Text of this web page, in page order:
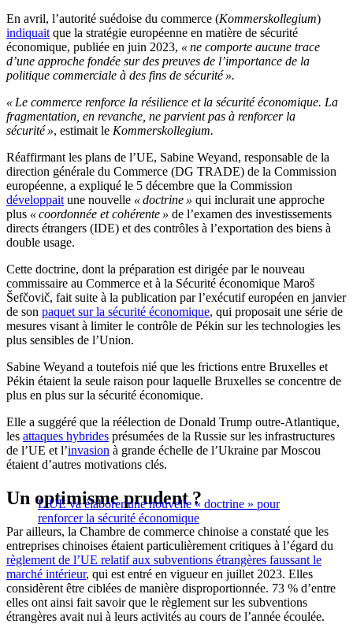
En avril, l’autorité suédoise du commerce (Kommerskollegium)
indiquait que la stratégie européenne en matière de sécurité
économique, publiée en juin 2023, « ne comporte aucune trace
d’une approche fondée sur des preuves de l’importance de la
politique commerciale à des fins de sécurité ».
« Le commerce renforce la résilience et la sécurité économique. La
fragmentation, en revanche, ne parvient pas à renforcer la
sécurité », estimait le Kommerskollegium.
Réaffirmant les plans de l’UE, Sabine Weyand, responsable de la
direction générale du Commerce (DG TRADE) de la Commission
européenne, a expliqué le 5 décembre que la Commission
développait une nouvelle « doctrine » qui inclurait une approche
plus « coordonnée et cohérente » de l’examen des investissements
directs étrangers (IDE) et des contrôles à l’exportation des biens à
double usage.
Cette doctrine, dont la préparation est dirigée par le nouveau
commissaire au Commerce et à la Sécurité économique Maroš
Šefčovič, fait suite à la publication par l’exécutif européen en janvier
de son paquet sur la sécurité économique, qui proposait une série de
mesures visant à limiter le contrôle de Pékin sur les technologies les
plus sensibles de l’Union.
Sabine Weyand a toutefois nié que les frictions entre Bruxelles et
Pékin étaient la seule raison pour laquelle Bruxelles se concentre de
plus en plus sur la sécurité économique.
Elle a suggéré que la réélection de Donald Trump outre-Atlantique,
les attaques hybrides présumées de la Russie sur les infrastructures
de l’UE et l’invasion à grande échelle de l’Ukraine par Moscou
étaient d’autres motivations clés.
L’UE va élaborer une nouvelle « doctrine » pour
renforcer la sécurité économique
Un optimisme prudent ?
Par ailleurs, la Chambre de commerce chinoise a constaté que les
entreprises chinoises étaient particulièrement critiques à l’égard du
règlement de l’UE relatif aux subventions étrangères faussant le
marché intérieur, qui est entré en vigueur en juillet 2023. Elles
considèrent être ciblées de manière disproportionnée. 73 % d’entre
elles ont ainsi fait savoir que le règlement sur les subventions
étrangères avait nui à leurs activités au cours de l’année écoulée.